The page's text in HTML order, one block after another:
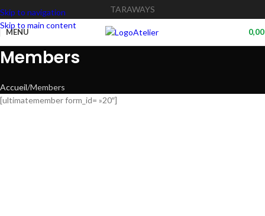
Skip to navigation
Skip to main content
TARAWAYS
MENU Atelier
Members
Accueil Members
[ultimatemember form_id= »20″]